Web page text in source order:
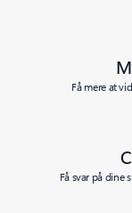
Få mere at
Få svar på dine